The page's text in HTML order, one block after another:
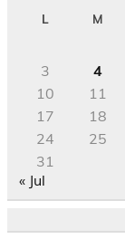
L M
3
4
10
11
17
18
24
25
31
« Jul